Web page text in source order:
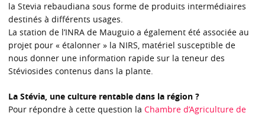
la Stevia rebaudiana sous forme de produits intermédiaires
destinés à différents usages.
La station de l’INRA de Mauguio a également été associée au
projet pour « étalonner » la NIRS, matériel susceptible de
nous donner une information rapide sur la teneur des
Stéviosides contenus dans la plante.
La Stévia, une culture rentable dans la région ?
Pour répondre à cette question la Chambre d’Agriculture de